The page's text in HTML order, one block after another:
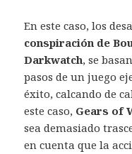
En este caso, los
conspiración de
Darkwatch, se
pasos de un juego
éxito, calcando de
este caso, Gears of
sea demasiado
en cuenta que la